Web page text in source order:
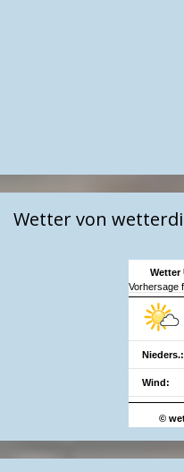
Wetter von
Wetter
Vorhersage
Nieders.:
Wind:
©